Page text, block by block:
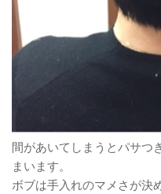
間があいてしまうとパサつ
まいます。
ボブは手入れのマメさが決